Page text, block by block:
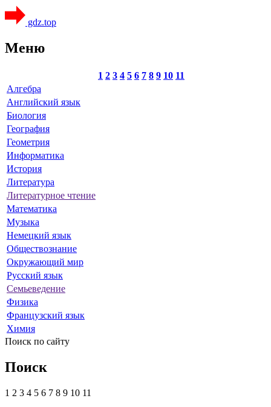
gdz.top
Меню
1 2 3 4 5 6 7 8 9 10 11
Алгебра
Английский язык
Биология
География
Геометрия
Информатика
История
Литература
Литературное чтение
Математика
Музыка
Немецкий язык
Обществознание
Окружающий мир
Русский язык
Семьеведение
Физика
Французский язык
Химия
Поиск по сайту
Поиск
1 2 3 4 5 6 7 8 9 10 11